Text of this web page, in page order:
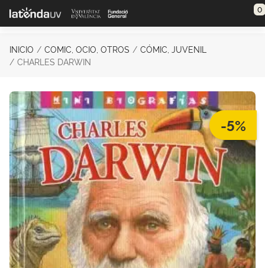
Saltar al contenido principal 0
INICIO COMIC, OCIO, OTROS
CÓMIC, JUVENIL
CHARLES DARWIN
-5%